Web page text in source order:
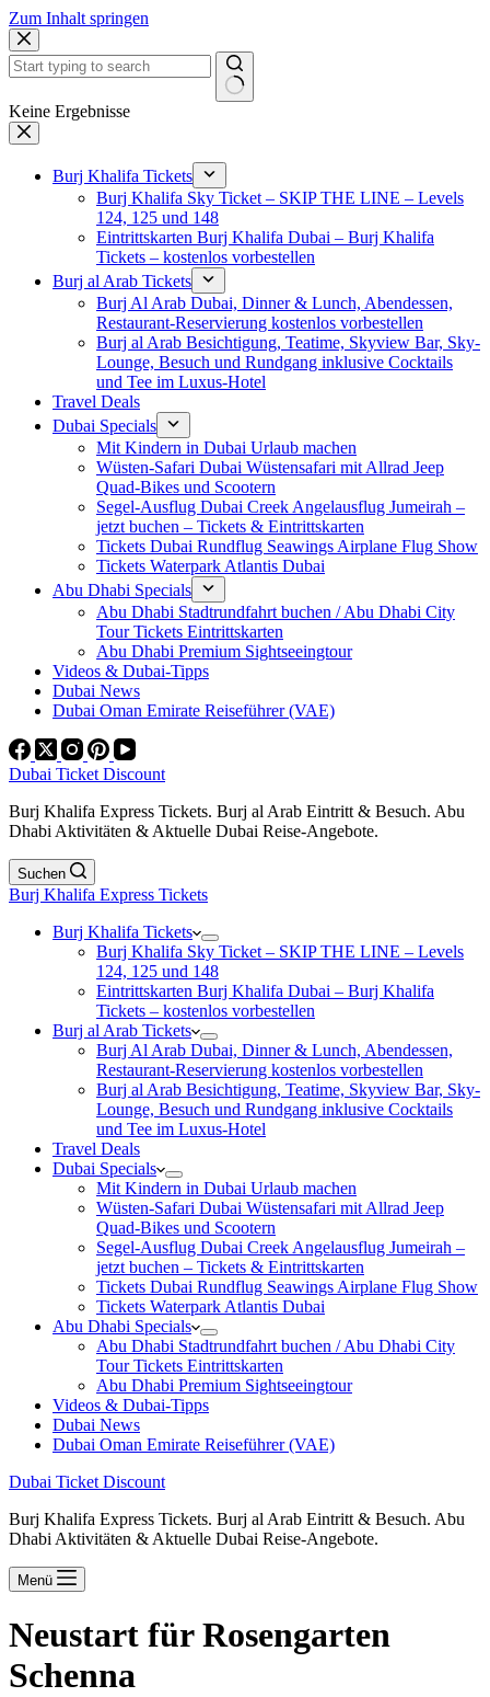
Zum Inhalt springen
Keine Ergebnisse
Burj Khalifa Tickets
Burj Khalifa Sky Ticket – SKIP THE LINE – Levels
124, 125 und 148
Eintrittskarten Burj Khalifa Dubai – Burj Khalifa
Tickets – kostenlos vorbestellen
Burj al Arab Tickets
Burj Al Arab Dubai, Dinner & Lunch, Abendessen,
Restaurant-Reservierung kostenlos vorbestellen
Burj al Arab Besichtigung, Teatime, Skyview Bar, Sky-
Lounge, Besuch und Rundgang inklusive Cocktails
und Tee im Luxus-Hotel
Travel Deals
Dubai Specials
Mit Kindern in Dubai Urlaub machen
Wüsten-Safari Dubai Wüstensafari mit Allrad Jeep
Quad-Bikes und Scootern
Segel-Ausflug Dubai Creek Angelausflug Jumeirah –
jetzt buchen – Tickets & Eintrittskarten
Tickets Dubai Rundflug Seawings Airplane Flug Show
Tickets Waterpark Atlantis Dubai
Abu Dhabi Specials
Abu Dhabi Stadtrundfahrt buchen / Abu Dhabi City
Tour Tickets Eintrittskarten
Abu Dhabi Premium Sightseeingtour
Videos & Dubai-Tipps
Dubai News
Dubai Oman Emirate Reiseführer (VAE)
Dubai Ticket Discount
Burj Khalifa Express Tickets. Burj al Arab Eintritt & Besuch. Abu
Dhabi Aktivitäten & Aktuelle Dubai Reise-Angebote.
Suchen
Burj Khalifa Express Tickets
Burj Khalifa Tickets
Burj Khalifa Sky Ticket – SKIP THE LINE – Levels
124, 125 und 148
Eintrittskarten Burj Khalifa Dubai – Burj Khalifa
Tickets – kostenlos vorbestellen
Burj al Arab Tickets
Burj Al Arab Dubai, Dinner & Lunch, Abendessen,
Restaurant-Reservierung kostenlos vorbestellen
Burj al Arab Besichtigung, Teatime, Skyview Bar, Sky-
Lounge, Besuch und Rundgang inklusive Cocktails
und Tee im Luxus-Hotel
Travel Deals
Dubai Specials
Mit Kindern in Dubai Urlaub machen
Wüsten-Safari Dubai Wüstensafari mit Allrad Jeep
Quad-Bikes und Scootern
Segel-Ausflug Dubai Creek Angelausflug Jumeirah –
jetzt buchen – Tickets & Eintrittskarten
Tickets Dubai Rundflug Seawings Airplane Flug Show
Tickets Waterpark Atlantis Dubai
Abu Dhabi Specials
Abu Dhabi Stadtrundfahrt buchen / Abu Dhabi City
Tour Tickets Eintrittskarten
Abu Dhabi Premium Sightseeingtour
Videos & Dubai-Tipps
Dubai News
Dubai Oman Emirate Reiseführer (VAE)
Dubai Ticket Discount
Burj Khalifa Express Tickets. Burj al Arab Eintritt & Besuch. Abu
Dhabi Aktivitäten & Aktuelle Dubai Reise-Angebote.
Menü
Neustart für Rosengarten
Schenna